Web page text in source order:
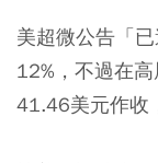
美超微公告「
12%，不過在
41.46美元作收